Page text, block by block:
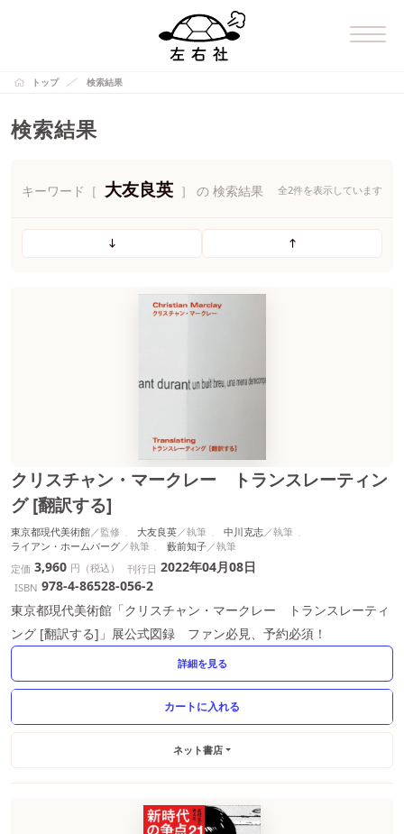
トップ 検索結果
検索結果
キーワード［ 大友良英 ］ の 検索結果 全2件を表示しています
クリスチャン・マークレー トランスレーティン
グ [翻訳する]
東京都現代美術館 大友良英
中川克志
ライアン・ホームバーグ
藪前知子
定価 3,960 円（税込） 刊行日 2022年04月08日
ISBN 978-4-86528-056-2
東京都現代美術館「クリスチャン・マークレー トランスレーティ
ング [翻訳する]」展公式図録 ファン必見、予約必須！
詳細を見る
ネット書店